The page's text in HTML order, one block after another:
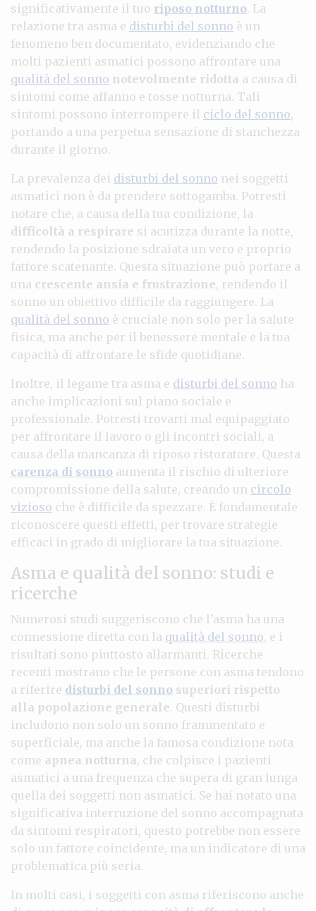
significativamente il tuo riposo notturno. La
relazione tra asma e disturbi del sonno è un
fenomeno ben documentato, evidenziando che
molti pazienti asmatici possono affrontare una
qualità del sonno notevolmente ridotta a causa di
sintomi come affanno e tosse notturna. Tali
sintomi possono interrompere il ciclo del sonno,
portando a una perpetua sensazione di stanchezza
durante il giorno.
La prevalenza dei disturbi del sonno nei soggetti
asmatici non è da prendere sottogamba. Potresti
notare che, a causa della tua condizione, la
difficoltà a respirare si acutizza durante la notte,
rendendo la posizione sdraiata un vero e proprio
fattore scatenante. Questa situazione può portare a
una crescente ansia e frustrazione, rendendo il
sonno un obiettivo difficile da raggiungere. La
qualità del sonno è cruciale non solo per la salute
fisica, ma anche per il benessere mentale e la tua
capacità di affrontare le sfide quotidiane.
Inoltre, il legame tra asma e disturbi del sonno ha
anche implicazioni sul piano sociale e
professionale. Potresti trovarti mal equipaggiato
per affrontare il lavoro o gli incontri sociali, a
causa della mancanza di riposo ristoratore. Questa
carenza di sonno aumenta il rischio di ulteriore
compromissione della salute, creando un circolo
vizioso che è difficile da spezzare. È fondamentale
riconoscere questi effetti, per trovare strategie
efficaci in grado di migliorare la tua situazione.
Asma e qualità del sonno: studi e
ricerche
Numerosi studi suggeriscono che l’asma ha una
connessione diretta con la qualità del sonno, e i
risultati sono piuttosto allarmanti. Ricerche
recenti mostrano che le persone con asma tendono
a riferire disturbi del sonno superiori rispetto
alla popolazione generale. Questi disturbi
includono non solo un sonno frammentato e
superficiale, ma anche la famosa condizione nota
come apnea notturna, che colpisce i pazienti
asmatici a una frequenza che supera di gran lunga
quella dei soggetti non asmatici. Se hai notato una
significativa interruzione del sonno accompagnata
da sintomi respiratori, questo potrebbe non essere
solo un fattore coincidente, ma un indicatore di una
problematica più seria.
In molti casi, i soggetti con asma riferiscono anche